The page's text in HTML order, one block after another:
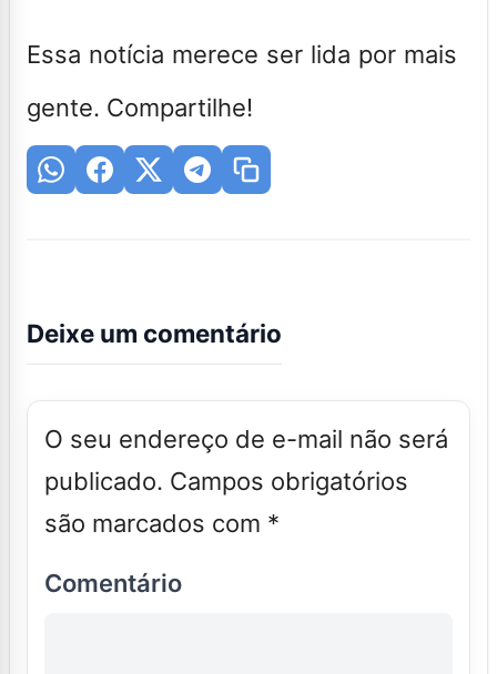
Essa notícia merece ser lida por mais
gente. Compartilhe!
Deixe um comentário
O seu endereço de e-mail não será
publicado. Campos obrigatórios
são marcados com *
Comentário